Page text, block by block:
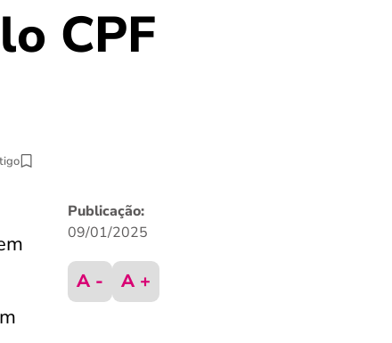
CPF
Publicação:
09/01/2025
A - A +